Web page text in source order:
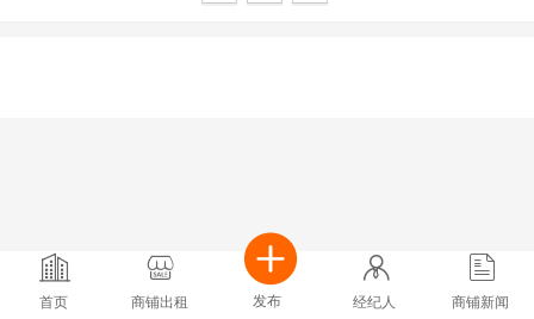

首页

商铺出租

发布

经纪人

商铺新闻